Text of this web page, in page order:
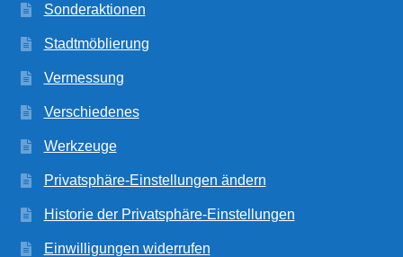
Sonderaktionen
Stadtmöblierung
Vermessung
Verschiedenes
Werkzeuge
Privatsphäre-Einstellungen ändern
Historie der Privatsphäre-Einstellungen
Einwilligungen widerrufen